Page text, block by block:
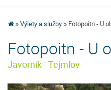
Výlety a služby Fotopoitn - U
Fotopoitn - U
Javorník - Tejmlov